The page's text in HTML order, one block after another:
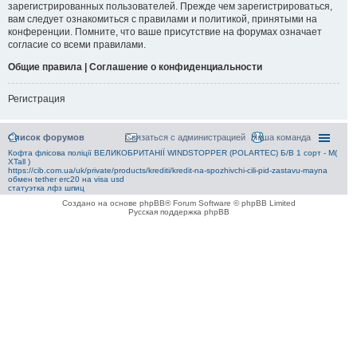
зарегистрированных пользователей. Прежде чем зарегистрироваться,
вам следует ознакомиться с правилами и политикой, принятыми на
конференции. Помните, что ваше присутствие на форумах означает
согласие со всеми правилами.
Общие правила | Соглашение о конфиденциальности
Регистрация
Список форумов Наша команда
Связаться с администрацией
Кофта флісова поліції ВЕЛИКОБРИТАНІЇ WINDSTOPPER (POLARTEC) Б/В 1 сорт - M(
XTall )
https://cib.com.ua/uk/private/products/krediti/kredit-na-spozhivchi-cili-pid-zastavu-mayna
обмен tether erc20 на visa usd
статуэтка лфз шпиц
Создано на основе phpBB® Forum Software © phpBB Limited
Русская поддержка phpBB